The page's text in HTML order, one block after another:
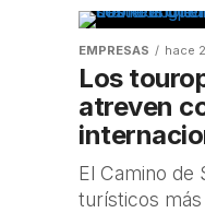
El
A una
Galicia
EMPRESAS hace
Los
atreven
El Camino de
turísticos más